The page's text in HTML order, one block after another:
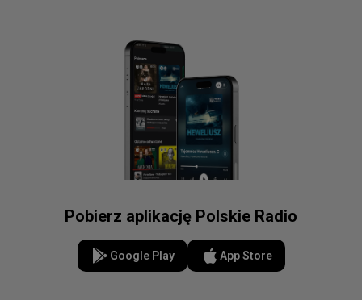
Pobierz aplikację Polskie Radio
Google Play App Store